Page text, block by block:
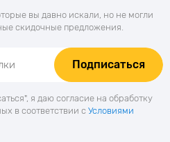
вы давно искали, но не могли
скидочные предложения.
Подписаться
я даю согласие на обработку
в соответствии с Условиями